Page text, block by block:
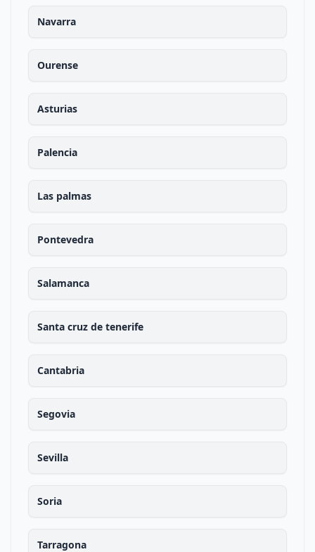
Navarra
Ourense
Asturias
Palencia
Las palmas
Pontevedra
Salamanca
Santa cruz de tenerife
Cantabria
Segovia
Sevilla
Soria
Tarragona